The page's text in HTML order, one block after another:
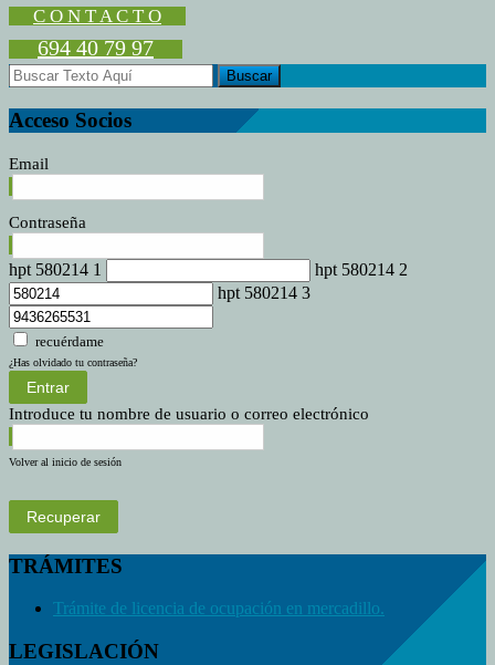
autónomos
presentar
la
Renta
este
2024
C O N T A C T O
694 40 79 97
Acceso Socios
Email
Contraseña
hpt 580214 1
hpt 580214 2
hpt 580214 3
recuérdame
¿Has olvidado tu contraseña?
Entrar
Introduce tu nombre de usuario o correo electrónico
Volver al inicio de sesión
Recuperar
TRÁMITES
Trámite de licencia de ocupación en mercadillo.
LEGISLACIÓN